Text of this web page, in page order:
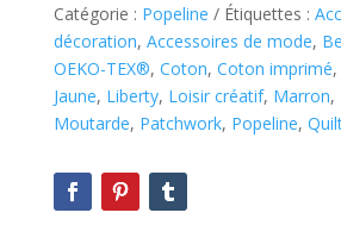
Catégorie : Popeline Étiquettes :
décoration, Accessoires de mode,
OEKO-TEX®, Coton, Coton imprimé,
Jaune, Liberty, Loisir créatif, Marron,
Moutarde, Patchwork, Popeline,